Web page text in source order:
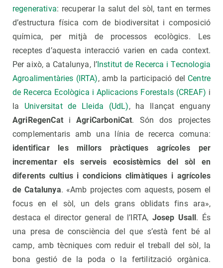
regenerativa: recuperar la salut del sòl, tant en termes
d’estructura física com de biodiversitat i composició
química, per mitjà de processos ecològics. Les
receptes d’aquesta interacció varien en cada context.
Per això, a Catalunya, l’Institut de Recerca i Tecnologia
Agroalimentàries (IRTA), amb la participació del Centre
de Recerca Ecològica i Aplicacions Forestals (CREAF) i
la Universitat de Lleida (UdL), ha llançat enguany
AgriRegenCat iAgriCarboniCat. Són dos projectes
complementaris amb una línia de recerca comuna:
identificar les millors pràctiques agrícoles per
incrementar els serveis ecosistèmics del sòl en
diferents cultius i condicions climàtiques i agrícoles
de Catalunya. «Amb projectes com aquests, posem el
focus en el sòl, un dels grans oblidats fins ara»,
destaca el director general de l’IRTA, Josep Usall . És
una presa de consciència del que s’està fent bé al
camp, amb tècniques com reduir el treball del sòl, la
bona gestió de la poda o la fertilització orgànica.